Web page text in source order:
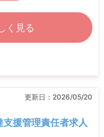
く見る
更新日： 2026/05/20
援管理責任者求人